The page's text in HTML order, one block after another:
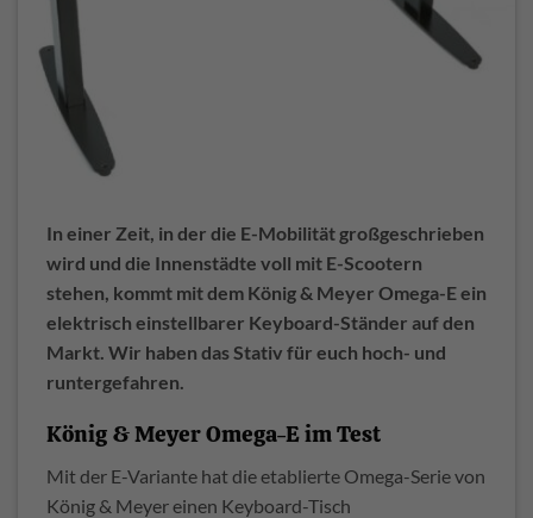
In einer Zeit, in der die E-Mobilität großgeschrieben
wird und die Innenstädte voll mit E-Scootern
stehen, kommt mit dem König & Meyer Omega-E ein
elektrisch einstellbarer Keyboard-Ständer auf den
Markt. Wir haben das Stativ für euch hoch- und
runtergefahren.
König & Meyer Omega-E im Test
Mit der E-Variante hat die etablierte Omega-Serie von
König & Meyer einen Keyboard-Tisch